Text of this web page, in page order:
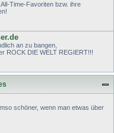
Time-Favoriten bzw. ihre
an zu bangen,
ROCK DIE WELT REGIERT!!!
schöner, wenn man etwas über